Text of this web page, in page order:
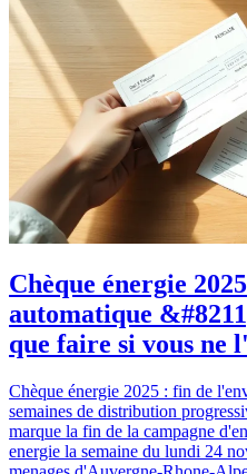
Chèque énergie
automatique
que faire si vous ne
Chèque énergie 2025 : fin de
semaines de distribution
marque la fin de la campagne
energie la semaine du lundi 24